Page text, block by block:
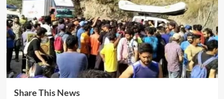
Share This News